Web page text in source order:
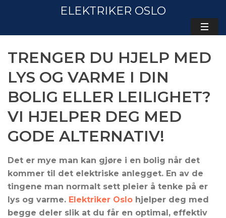
ELEKTRIKER OSLO
TRENGER DU HJELP MED
LYS OG VARME I DIN
BOLIG ELLER LEILIGHET?
VI HJELPER DEG MED
GODE ALTERNATIV!
Det er mye man kan gjøre i en bolig når det
kommer til det elektriske anlegget. En av de
tingene man normalt sett pleier å tenke på er
lys og varme. Elektriker Oslo hjelper deg med
begge deler slik at du får en optimal, effektiv